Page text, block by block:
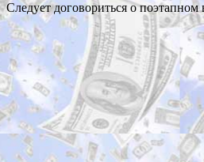
Следует договориться о